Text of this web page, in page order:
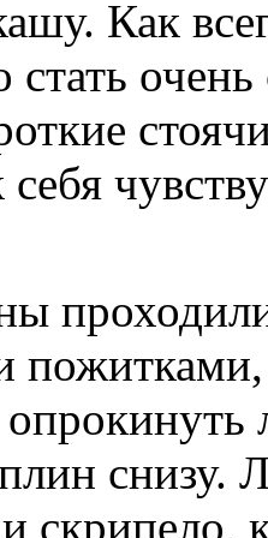
Как
стать
себя
снизу.
скрипело,